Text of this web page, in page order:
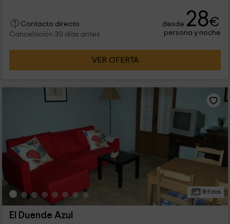
Contacto directo
Cancelación 30 días antes
desde 28€
persona y noche
VER OFERTA
18 Fotos
El Duende Azul